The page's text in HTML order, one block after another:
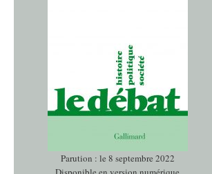
Parution : le 8 septembre 2022